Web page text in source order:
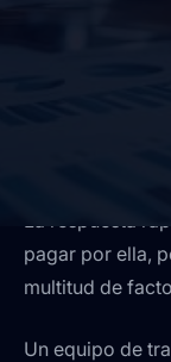
La respuesta
pagar por ella,
multitud de
Un equipo de